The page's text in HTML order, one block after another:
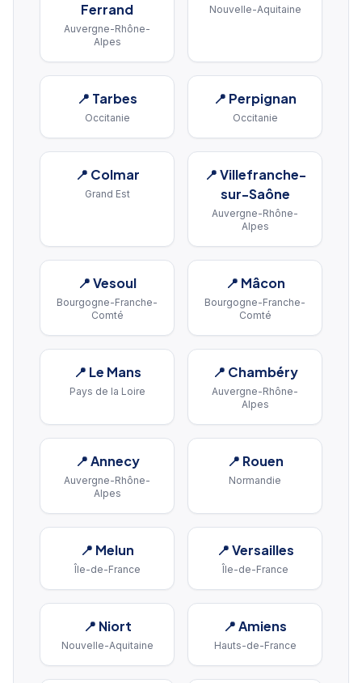
Ferrand
Auvergne-Rhône-
Alpes
Nouvelle-Aquitaine
📍 Tarbes
Occitanie
📍 Perpignan
Occitanie
📍 Colmar
Grand Est
📍Villefranche-
sur-Saône
Auvergne-Rhône-
Alpes
📍Vesoul
Bourgogne-Franche-
Comté
📍 Mâcon
Bourgogne-Franche-
Comté
📍 Le Mans
Pays de la Loire
📍 Chambéry
Auvergne-Rhône-
Alpes
📍Annecy
Auvergne-Rhône-
Alpes
📍 Rouen
Normandie
📍 Melun
Île-de-France
📍Versailles
Île-de-France
📍 Niort
Nouvelle-Aquitaine
📍Amiens
Hauts-de-France